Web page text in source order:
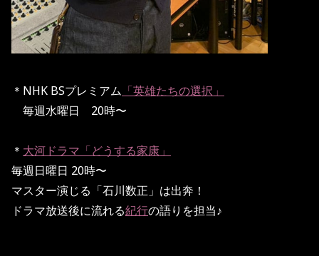
＊NHK BSプレミアム 「英雄たちの選択」
毎週水曜日 20時〜
＊ 大河ドラマ「どうする家康」
毎週日曜日 20時〜
マスター演じる「石川数正」は出奔！
ドラマ放送後に流れる紀行の語りを担当♪